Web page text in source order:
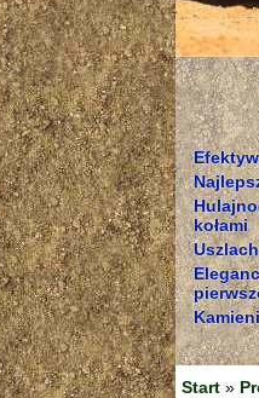
kołami
Start »